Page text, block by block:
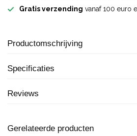
Gratis verzending vanaf 100 euro
Productomschrijving
Specificaties
Reviews
Gerelateerde producten